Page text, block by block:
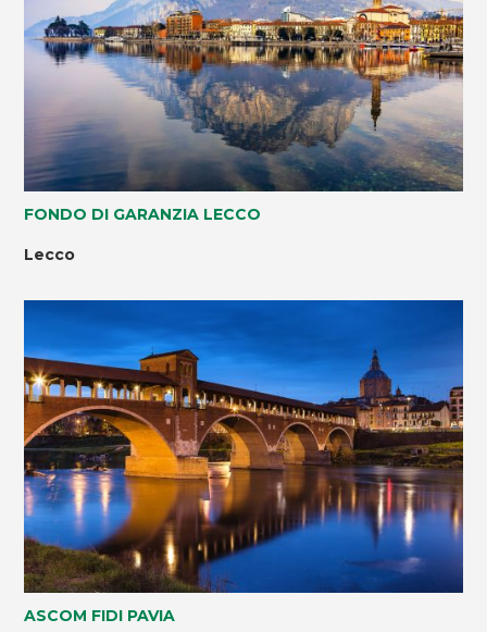
FONDO DI GARANZIA LECCO
Lecco
ASCOM FIDI PAVIA